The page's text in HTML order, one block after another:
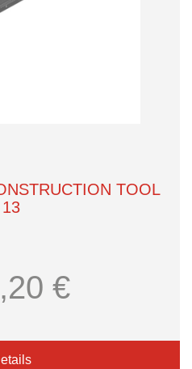
TOOL
13
€